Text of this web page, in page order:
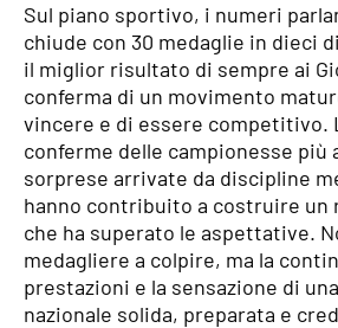
Sul piano sportivo, i numeri
chiude con 30 medaglie in dieci
il miglior risultato di sempre ai
conferma di un movimento
vincere e di essere competitivo.
conferme delle campionesse più
sorprese arrivate da discipline
hanno contribuito a costruire un
che ha superato le aspettative.
medagliere a colpire, ma la
prestazioni e la sensazione di
nazionale solida, preparata e